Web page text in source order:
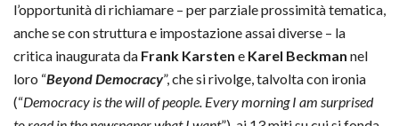
l’opportunità di richiamare – per parziale prossimità tematica,
anche se con struttura e impostazione assai diverse – la
critica inaugurata da Frank Karsten e Karel Beckman nel
loro “Beyond Democracy”, che si rivolge, talvolta con ironia
(“Democracy is the will of people. Every morning I am surprised